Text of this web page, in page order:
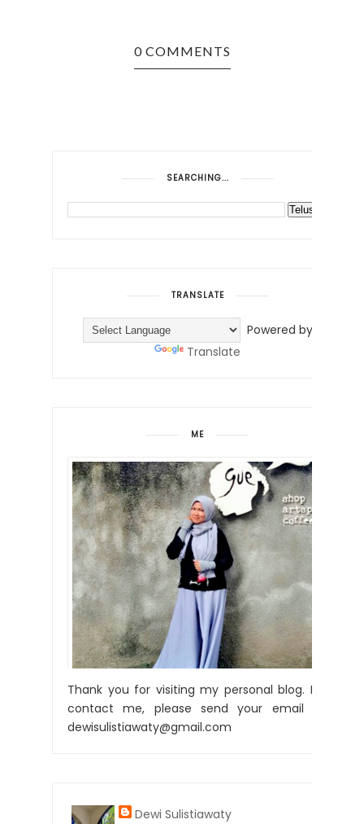
0 COMMENTS
SEARCHING...
TRANSLATE
Powered by
Translate
ME
Thank you for visiting my personal blog. For
contact me, please send your email to:
dewisulistiawaty@gmail.com
Dewi Sulistiawaty